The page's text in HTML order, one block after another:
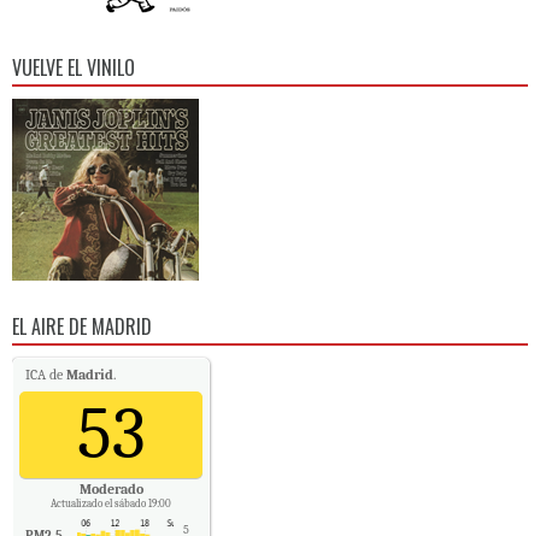
VUELVE EL VINILO
EL AIRE DE MADRID
ICA de Madrid.
53
Moderado
Actualizado el sábado 19:00
5